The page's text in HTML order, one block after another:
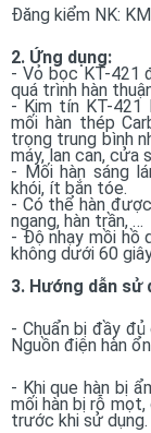
Đăng kiểm NK:
2. Ứng dụng:
- Vỏ bọc KT-421
quá trình hàn
- Kim tín KT-421
mối hàn thép
trọng trung bình
máy, lan can, cửa
- Mối hàn sáng
khói, ít bắn tóe.
- Có thể hàn
ngang, hàn trần, …
- Độ nhạy mồi hồ
không dưới 60
3. Hướng dẫn sử
- Chuẩn bị đầy
Nguồn điện hàn
- Khi que hàn bị
mối hàn bị rỗ
trước khi sử dụng.